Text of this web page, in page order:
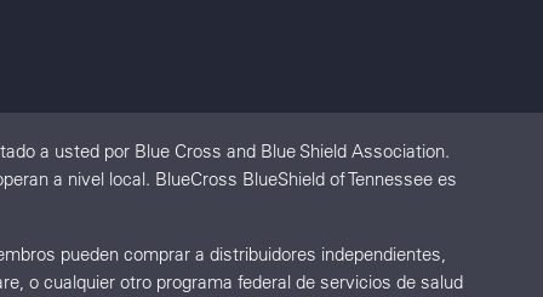
a usted por Blue Cross and Blue Shield Association.
a nivel local. BlueCross BlueShield of Tennessee es
pueden comprar a distribuidores independientes,
o cualquier otro programa federal de servicios de salud